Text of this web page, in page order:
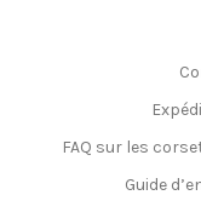
FAQ sur les
Guide